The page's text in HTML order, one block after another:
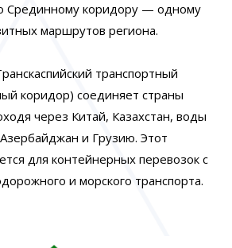
Срединному коридору — одному
маршрутов региона.
транспортный
коридор) соединяет страны
через Китай, Казахстан, воды
и Грузию. Этот
для контейнерных перевозок с
и морского транспорта.